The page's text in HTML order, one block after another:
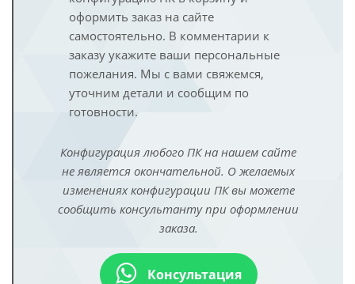
оформить заказ на сайте
самостоятельно. В комментарии к
заказу укажите ваши персональные
пожелания. Мы с вами свяжемся,
уточним детали и сообщим по
готовности.
Конфигурация любого ПК на нашем сайте
не является окончательной. О желаемых
изменениях конфигурации ПК вы можете
сообщить консультанту при оформлении
заказа.
Консультация